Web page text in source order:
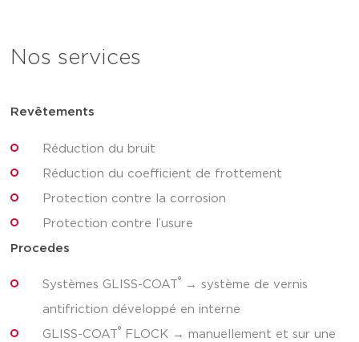
Nos services
Revêtements
Réduction du bruit
Réduction du coefficient de frottement
Protection contre la corrosion
Protection contre l’usure
Procedes
Systèmes GLISS-COAT ® → système de vernis
antifriction développé en interne
GLISS-COAT ® FLOCK → manuellement et sur une